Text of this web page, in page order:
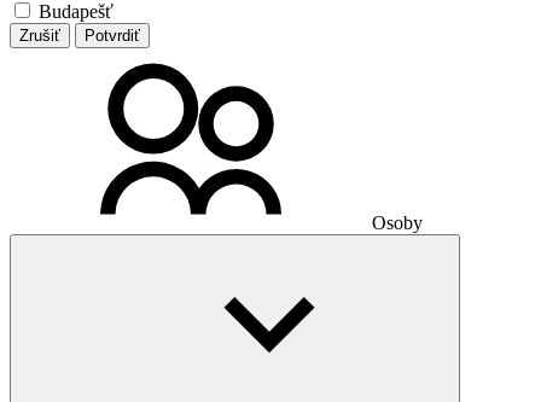
Budapešť
Zrušiť Potvrdiť
Osoby